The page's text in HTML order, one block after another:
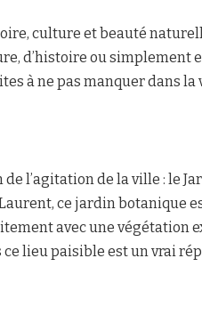
culture et beauté
d’histoire ou simplement
à ne pas manquer dans la
l’agitation de la ville : le
ce jardin botanique
avec une végétation
lieu paisible est un vrai